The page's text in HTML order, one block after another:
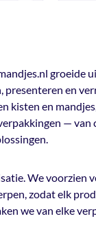
groeide
presenteren en
kisten en
— van
We voorzien
zodat elk
we van elke